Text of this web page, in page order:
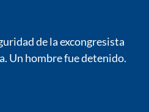
de la excongresista
Un hombre fue detenido.